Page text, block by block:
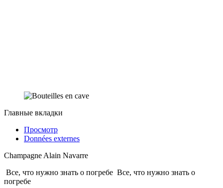
Главные вкладки
Просмотр
Données externes
Champagne Alain Navarre
Все, что нужно знать о погребе Все, что нужно знать о
погребе